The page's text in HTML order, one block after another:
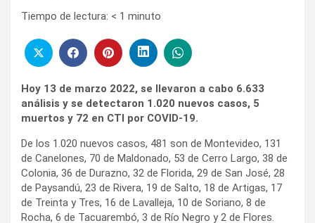
Tiempo de lectura: < 1 minuto
Hoy 13 de marzo 2022, se llevaron a cabo 6.633
análisis y se detectaron 1.020 nuevos casos, 5
muertos y 72 en CTI por COVID-19.
De los 1.020 nuevos casos, 481 son de Montevideo, 131
de Canelones, 70 de Maldonado, 53 de Cerro Largo, 38 de
Colonia, 36 de Durazno, 32 de Florida, 29 de San José, 28
de Paysandú, 23 de Rivera, 19 de Salto, 18 de Artigas, 17
de Treinta y Tres, 16 de Lavalleja, 10 de Soriano, 8 de
Rocha, 6 de Tacuarembó, 3 de Río Negro y 2 de Flores.